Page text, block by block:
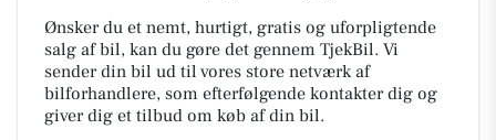
Ønsker du et nemt, hurtigt, gratis og uforpligtende
salg af bil, kan du gøre det gennem TjekBil. Vi
sender din bil ud til vores store netværk af
bilforhandlere, som efterfølgende kontakter dig og
giver dig et tilbud om køb af din bil.